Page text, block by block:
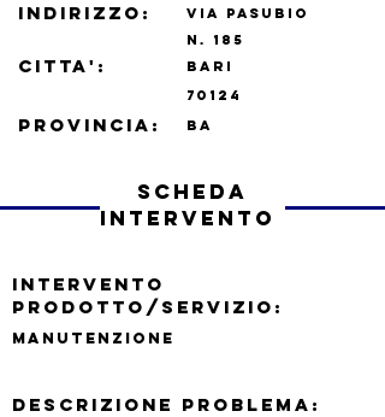
indirizzo:
INTERVENTO
PRODOTTO/SERVIZIO:
MANUTENZIONE
DESCRIZIONE PROBLEMA:
scheda
intervento
CITTA':
Via Pasubio
N.
185
BARI
70124
PROVINCIA: BA